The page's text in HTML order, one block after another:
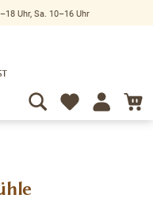
Uhr, Sa. 10–16 Uhr